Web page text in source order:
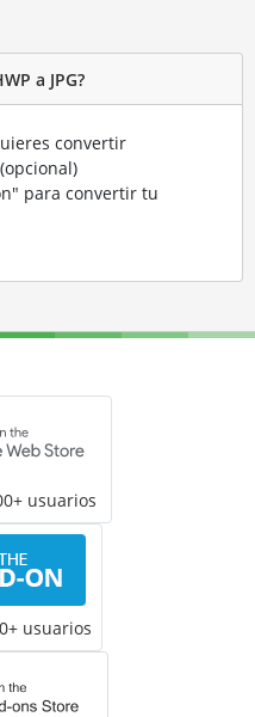
a JPG?
convertir
para convertir tu
usuarios
usuarios